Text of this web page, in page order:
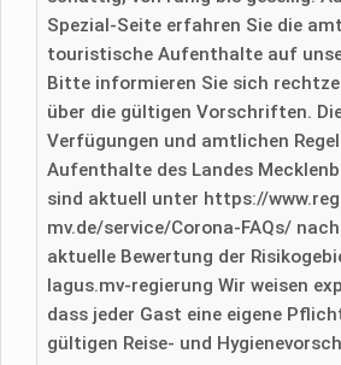
Spezial-Seite erfahren Sie die
touristische Aufenthalte auf
Bitte informieren Sie sich
über die gültigen Vorschriften.
Verfügungen und amtlichen
Aufenthalte des Landes
sind aktuell unter https://
mv.de/service/Corona-FAQs/
aktuelle Bewertung der
lagus.mv-regierung Wir weisen
dass jeder Gast eine eigene
gültigen Reise- und